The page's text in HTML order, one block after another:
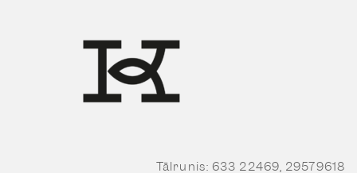
Tālrunis: 633 22469, 29579618